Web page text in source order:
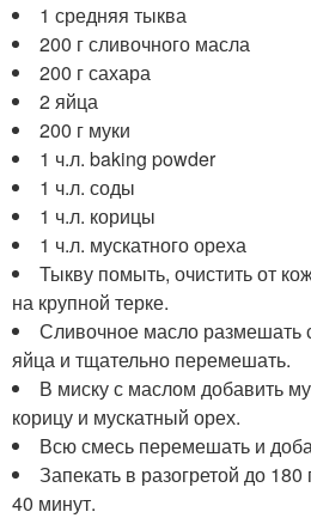
1 средняя тыква
200 г сливочного масла
200 г сахара
2 яйца
200 г муки
1 ч.л. baking powder
1 ч.л. соды
1 ч.л. корицы
1 ч.л. мускатного ореха
Тыкву помыть, очистить от
на крупной терке.
Сливочное масло размешать
яйца и тщательно перемешать.
В миску с маслом добавить
корицу и мускатный орех.
Всю смесь перемешать и
Запекать в разогретой до
40 минут.